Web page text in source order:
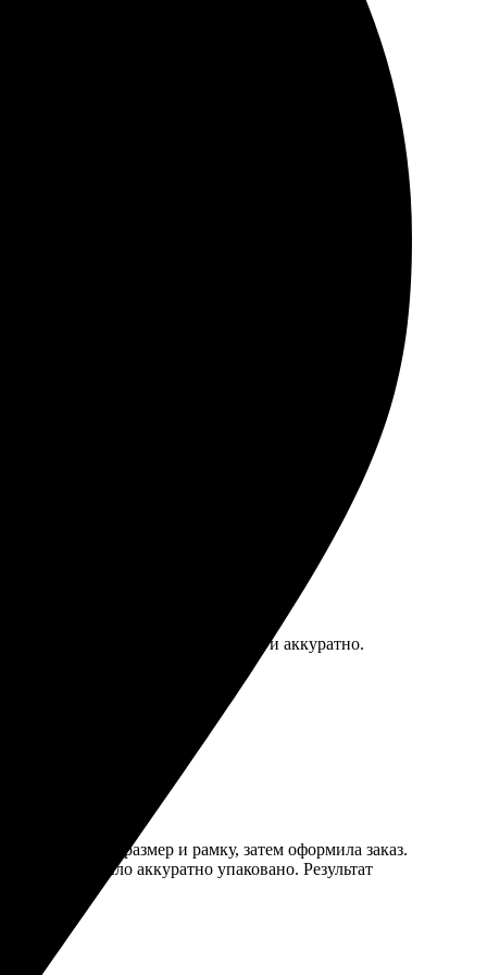
всё сделали быстро. Качество на высоте,
друзьям!
прошла легко. Приятно удивила скорость
результатом, точно буду заказывать еще!
срок. Рамка отличная, все четко и аккуратно.
выбрала размер и рамку, затем оформила заказ.
— всё было аккуратно упаковано. Результат